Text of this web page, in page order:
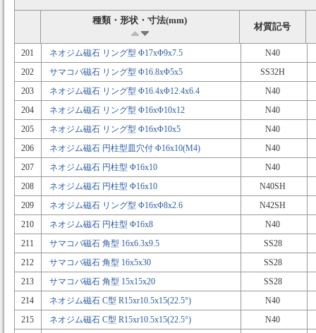
種類・形状・寸法(mm)
材質記号
201 ネオジム磁石 リング型 Φ17xΦ9x7.5
N40
202
サマコバ磁石 リング型 Φ16.8xΦ5x5
SS32H
203
ネオジム磁石 リング型 Φ16.4xΦ12.4x6.4
N40
204
ネオジム磁石 リング型 Φ16xΦ10x12
N40
205
ネオジム磁石 リング型 Φ16xΦ10x5
N40
206
ネオジム磁石 円柱型皿穴付 Φ16x10(M4)
N40
207
ネオジム磁石 円柱型 Φ16x10
N40
208
ネオジム磁石 円柱型 Φ16x10
N40SH
209
ネオジム磁石 リング型 Φ16xΦ8x2.6
N42SH
210
ネオジム磁石 円柱型 Φ16x8
N40
211
サマコバ磁石 角型 16x6.3x9.5
SS28
212
サマコバ磁石 角型 16x5x30
SS28
213
サマコバ磁石 角型 15x15x20
SS28
214
ネオジム磁石 C型 R15xr10.5x15(22.5°)
N40
215
ネオジム磁石 C型 R15xr10.5x15(22.5°)
N40